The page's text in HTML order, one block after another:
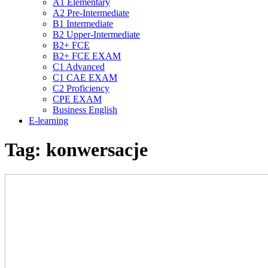
A2 Pre-Intermediate
B1 Intermediate
B2 Upper-Intermediate
B2+ FCE
B2+ FCE EXAM
C1 Advanced
C1 CAE EXAM
C2 Proficiency
CPE EXAM
Business English
E-learning
Tag: konwersacje